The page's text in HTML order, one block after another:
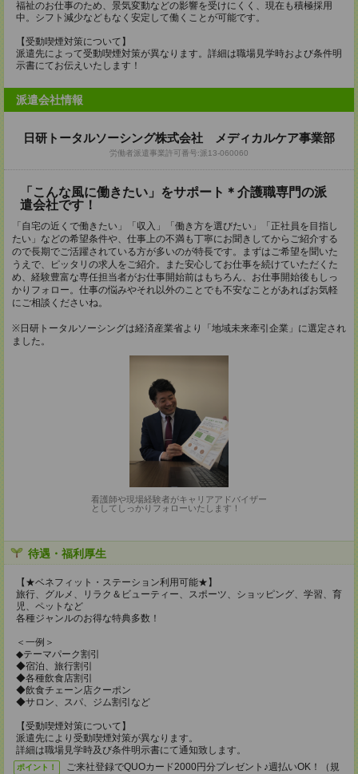
福祉のお仕事のため、景気変動などの影響を受けにくく、現在も積極採用
中。シフト減少などもなく安定して働くことが可能です。
【受動喫煙対策について】
派遣先によって受動喫煙対策が異なります。詳細は職場見学時および条件明
示書にてお伝えいたします！
派遣会社情報
日研トータルソーシング株式会社 メディカルケア事業部
労働者派遣事業許可番号:派13-060060
「こんな風に働きたい」をサポート＊介護職専門の派
遣会社です！
「自宅の近くで働きたい」「収入」「働き方を選びたい」「正社員を目指し
たい」などの希望条件や、仕事上の不満も丁寧にお聞きしてからご紹介する
ので長期でご活躍されている方が多いのが特長です。まずはご希望を聞いた
うえで、ピッタリの求人をご紹介。また安心してお仕事を続けていただくた
め、経験豊富な専任担当者がお仕事開始前はもちろん、お仕事開始後もしっ
かりフォロー。仕事の悩みやそれ以外のことでも不安なことがあればお気軽
にご相談くださいね。
※日研トータルソーシングは経済産業省より「地域未来牽引企業」に選定され
ました。
看護師や現場経験者がキャリアアドバイザー
としてしっかりフォローいたします！
待遇・福利厚生
【★ベネフィット・ステーション利用可能★】
旅行、グルメ、リラク＆ビューティー、スポーツ、ショッピング、学習、育
児、ペットなど
各種ジャンルのお得な特典多数！
＜一例＞
◆テーマパーク割引
◆宿泊、旅行割引
◆各種飲食店割引
◆飲食チェーン店クーポン
◆サロン、スパ、ジム割引など
【受動喫煙対策について】
派遣先により受動喫煙対策が異なります。
詳細は職場見学時及び条件明示書にて通知致します。
ポイント！
ご来社登録でQUOカード2000円分プレゼント♪週払いOK！（規